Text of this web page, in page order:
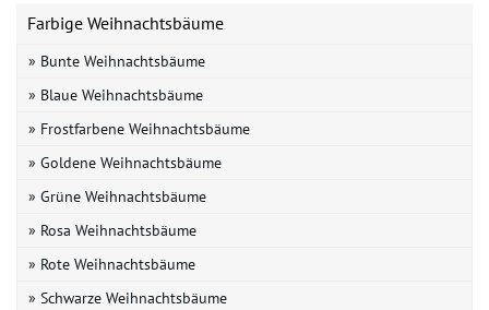
Farbige Weihnachtsbäume
» Bunte Weihnachtsbäume
» Blaue Weihnachtsbäume
» Frostfarbene Weihnachtsbäume
» Goldene Weihnachtsbäume
» Grüne Weihnachtsbäume
» Rosa Weihnachtsbäume
» Rote Weihnachtsbäume
» Schwarze Weihnachtsbäume